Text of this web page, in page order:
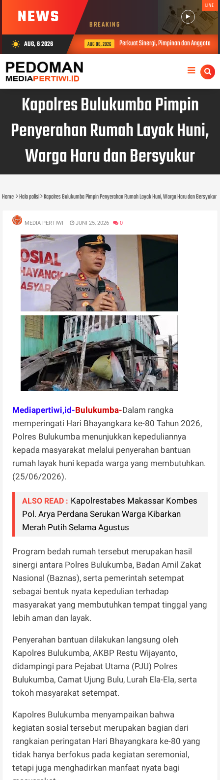
NEWS BREAKING
LIVE
wb_sunny AUG, 6 2026 AUG 06, 2026 Perkuat Sinergi, Pimpinan dan Anggota
Kapolres Bulukumba Pimpin
Penyerahan Rumah Layak Huni,
Warga Haru dan Bersyukur
Home Halo polisi Kapolres Bulukumba Pimpin Penyerahan Rumah Layak Huni, Warga Haru dan Bersyukur
MEDIA PERTIWI JUNI 25, 2026 0
Mediapertiwi,id-Bulukumba-Dalam rangka
memperingati Hari Bhayangkara ke-80 Tahun 2026,
Polres Bulukumba menunjukkan kepeduliannya
kepada masyarakat melalui penyerahan bantuan
rumah layak huni kepada warga yang membutuhkan.
(25/06/2026).
ALSO READ : Kapolrestabes Makassar Kombes
Pol. Arya Perdana Serukan Warga Kibarkan
Merah Putih Selama Agustus
Program bedah rumah tersebut merupakan hasil
sinergi antara Polres Bulukumba, Badan Amil Zakat
Nasional (Baznas), serta pemerintah setempat
sebagai bentuk nyata kepedulian terhadap
masyarakat yang membutuhkan tempat tinggal yang
lebih aman dan layak.
Penyerahan bantuan dilakukan langsung oleh
Kapolres Bulukumba, AKBP Restu Wijayanto,
didampingi para Pejabat Utama (PJU) Polres
Bulukumba, Camat Ujung Bulu, Lurah Ela-Ela, serta
tokoh masyarakat setempat.
Kapolres Bulukumba menyampaikan bahwa
kegiatan sosial tersebut merupakan bagian dari
rangkaian peringatan Hari Bhayangkara ke-80 yang
tidak hanya berfokus pada kegiatan seremonial,
tetapi juga menghadirkan manfaat nyata bagi